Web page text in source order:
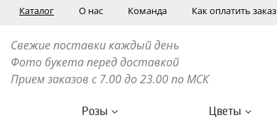
Каталог О нас Команда Как оплатить заказ
Свежие поставки каждый день
Фото букета перед доставкой
Прием заказов с 7.00 до 23.00 по МСК
Розы Цветы